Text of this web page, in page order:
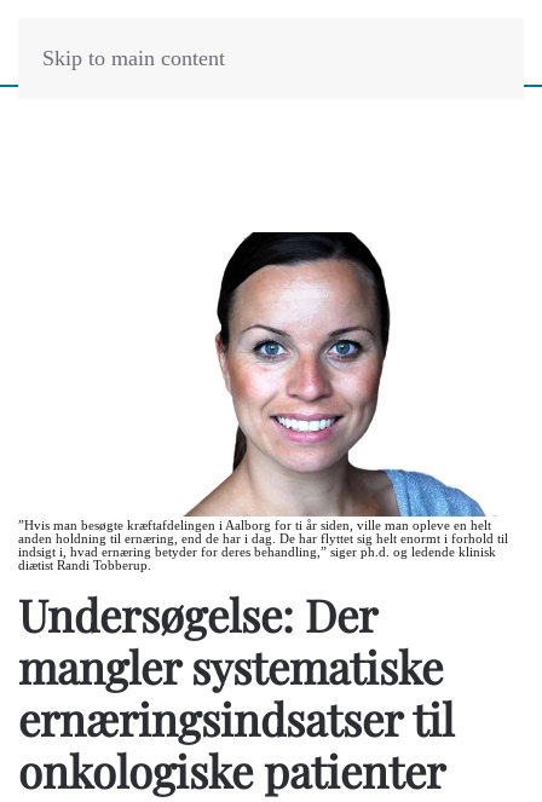
Skip to main content
”Hvis man besøgte kræftafdelingen i Aalborg for ti år siden, ville man opleve en helt
anden holdning til ernæring, end de har i dag. De har flyttet sig helt enormt i forhold til
indsigt i, hvad ernæring betyder for deres behandling,” siger ph.d. og ledende klinisk
diætist Randi Tobberup.
Undersøgelse: Der
mangler systematiske
ernæringsindsatser til
onkologiske patienter